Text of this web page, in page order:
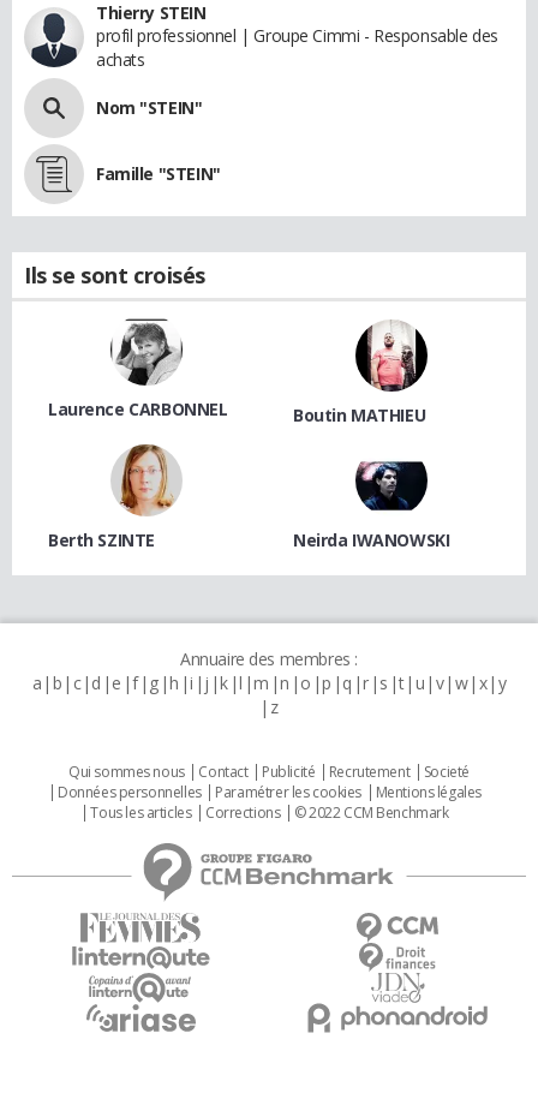
Thierry STEIN
profil professionnel | Groupe Cimmi - Responsable des
achats
Nom "STEIN"
Famille "STEIN"
Ils se sont croisés
Laurence CARBONNEL Boutin MATHIEU
Berth SZINTE Neirda IWANOWSKI
Annuaire des membres :
a b c d e f g h i j k l m n o p q r s t u v w x y
z
Qui sommes nous Contact Publicité Recrutement
Societé
Données personnelles
Paramétrer les cookies
Mentions légales
Tous les articles
Corrections © 2022 CCM Benchmark